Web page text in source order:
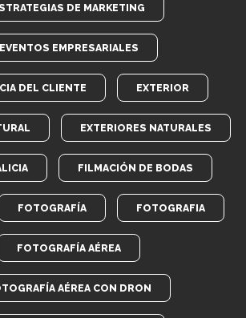
DE MARKETING
EVENTOS EMPRESARIALES
DEL CLIENTE EXTERIOR
EXTERIORES NATURALES
FILMACIÓN DE BODAS
FOTOGRAFÍA FOTOGRAFIA
FOTOGRAFÍA AÉREA
AÉREA CON DRON